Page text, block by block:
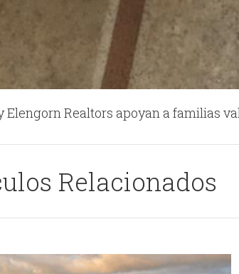
Realtors apoyan a familias
Relacionados